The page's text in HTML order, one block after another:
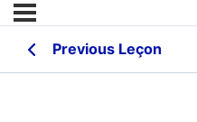
Previous Leçon